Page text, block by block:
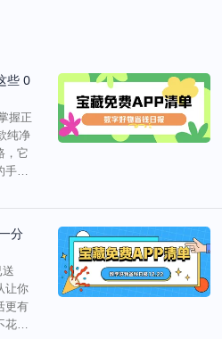
些 0
握正
纯净
，它
手机
分
送
让你
更有
花一